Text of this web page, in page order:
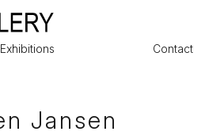
Exhibitions Contact
Jansen